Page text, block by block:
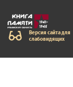
Версия сайта для
слабовидящих